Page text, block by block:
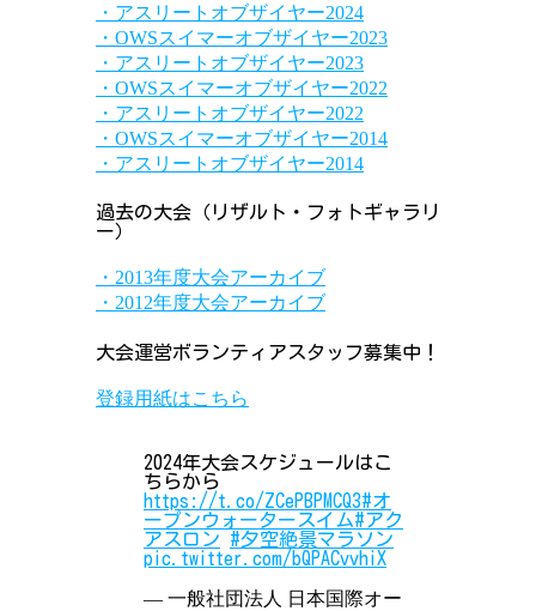
・アスリートオブザイヤー2024
・OWSスイマーオブザイヤー2023
・アスリートオブザイヤー2023
・OWSスイマーオブザイヤー2022
・アスリートオブザイヤー2022
・OWSスイマーオブザイヤー2014
・アスリートオブザイヤー2014
過去の大会（リザルト・フォトギャラリ
ー）
・2013年度大会アーカイブ
・2012年度大会アーカイブ
大会運営ボランティアスタッフ募集中！
登録用紙はこちら
2024年大会スケジュールはこ
ちらから
https://t.co/ZCePBPMCQ3#オ
ープンウォータースイム#アク
アスロン
#夕空絶景マラソン
pic.twitter.com/bQPACvvhiX
— 一般社団法人 日本国際オー